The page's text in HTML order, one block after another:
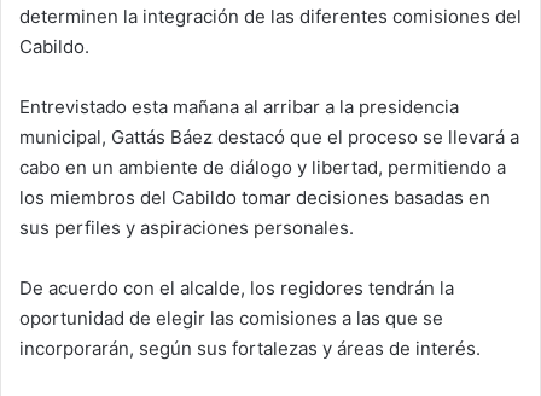
determinen la integración de las diferentes comisiones del
Cabildo.
Entrevistado esta mañana al arribar a la presidencia
municipal, Gattás Báez destacó que el proceso se llevará a
cabo en un ambiente de diálogo y libertad, permitiendo a
los miembros del Cabildo tomar decisiones basadas en
sus perfiles y aspiraciones personales.
De acuerdo con el alcalde, los regidores tendrán la
oportunidad de elegir las comisiones a las que se
incorporarán, según sus fortalezas y áreas de interés.